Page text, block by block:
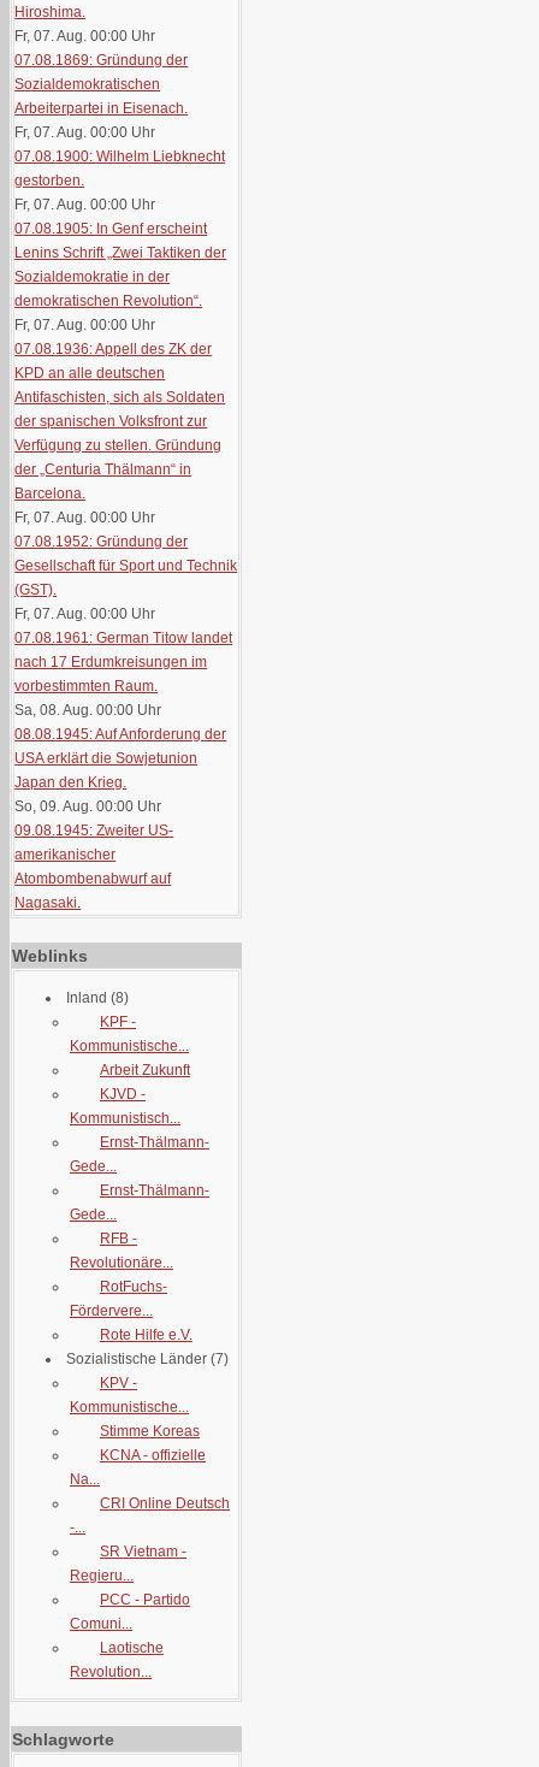
Hiroshima.
Fr, 07. Aug. 00:00 Uhr
07.08.1869: Gründung der
Sozialdemokratischen
Arbeiterpartei in Eisenach.
Fr, 07. Aug. 00:00 Uhr
07.08.1900: Wilhelm Liebknecht
gestorben.
Fr, 07. Aug. 00:00 Uhr
07.08.1905: In Genf erscheint
Lenins Schrift „Zwei Taktiken der
Sozialdemokratie in der
demokratischen Revolution“.
Fr, 07. Aug. 00:00 Uhr
07.08.1936: Appell des ZK der
KPD an alle deutschen
Antifaschisten, sich als Soldaten
der spanischen Volksfront zur
Verfügung zu stellen. Gründung
der „Centuria Thälmann“ in
Barcelona.
Fr, 07. Aug. 00:00 Uhr
07.08.1952: Gründung der
Gesellschaft für Sport und Technik
(GST).
Fr, 07. Aug. 00:00 Uhr
07.08.1961: German Titow landet
nach 17 Erdumkreisungen im
vorbestimmten Raum.
Sa, 08. Aug. 00:00 Uhr
08.08.1945: Auf Anforderung der
USA erklärt die Sowjetunion
Japan den Krieg.
So, 09. Aug. 00:00 Uhr
09.08.1945: Zweiter US-
amerikanischer
Atombombenabwurf auf
Nagasaki.
Weblinks
Inland (8)
KPF -
Kommunistische...
Arbeit Zukunft
KJVD -
Kommunistisch...
Ernst-Thälmann-
Gede...
Ernst-Thälmann-
Gede...
RFB -
Revolutionäre...
RotFuchs-
Fördervere...
Rote Hilfe e.V.
Sozialistische Länder (7)
KPV -
Kommunistische...
Stimme Koreas
KCNA - offizielle
Na...
CRI Online Deutsch
-...
SR Vietnam -
Regieru...
PCC - Partido
Comuni...
Laotische
Revolution...
Schlagworte